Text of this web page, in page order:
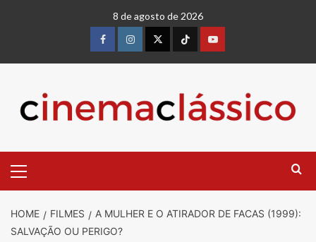
8 de agosto de 2026
FacebookinstagramtwitterTiktokyoutube
Menu
HOME FILMES
A MULHER E O ATIRADOR DE FACAS (1999):
SALVAÇÃO OU PERIGO?